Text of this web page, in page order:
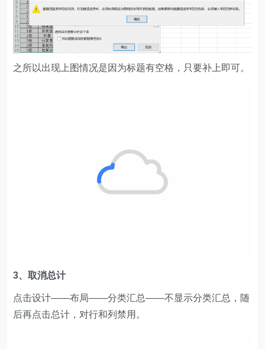
之所以出现上图情况是因为标题有空格，只要补上即可。
3、取消总计
点击设计——布局——分类汇总——不显示分类汇总，随
后再点击总计，对行和列禁用。